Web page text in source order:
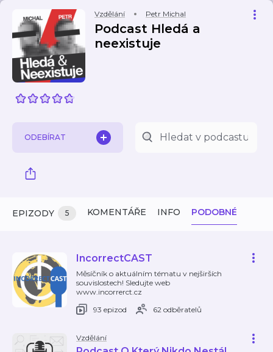
Vzdělání Petr Michal
Podcast Hledá a
neexistuje
ODEBÍRAT
EPIZODY 5 KOMENTÁŘE INFO PODOBNÉ
IncorrectCAST
Měsíčník o aktuálním tématu v nejširších
souvislostech! Sledujte web
www.incorrerct.cz
93 epizod
62 odběratelů
Vzdělání